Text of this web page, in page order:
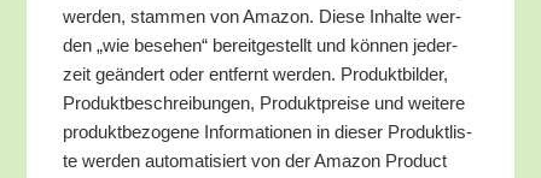
wer­den, stam­men von Ama­zon. Die­se Inhal­te wer­
den „wie bese­hen“ bereit­ge­stellt und kön­nen jeder­
zeit geän­dert oder ent­fernt wer­den. Pro­dukt­bil­der,
Pro­dukt­be­schrei­bun­gen, Pro­dukt­prei­se und wei­te­re
pro­dukt­be­zo­ge­ne Infor­ma­tio­nen in die­ser Pro­dukt­lis­
te wer­den auto­ma­ti­siert von der Ama­zon Pro­duct